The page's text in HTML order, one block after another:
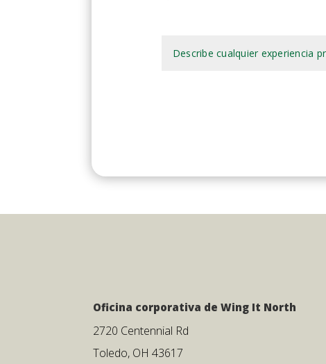
Oficina corporativa de Wing It North
2720 Centennial Rd
Toledo, OH 43617